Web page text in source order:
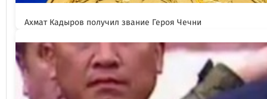
Ахмат Кадыров получил звание Героя Чечни